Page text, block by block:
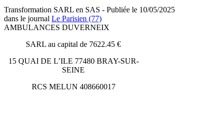
Transformation SARL en SAS - Publiée le 10/05/2025
dans le journal Le Parisien (77)
AMBULANCES DUVERNEIX
SARL au capital de 7622.45 €
15 QUAI DE L’ILE 77480 BRAY-SUR-
SEINE
RCS MELUN 408660017